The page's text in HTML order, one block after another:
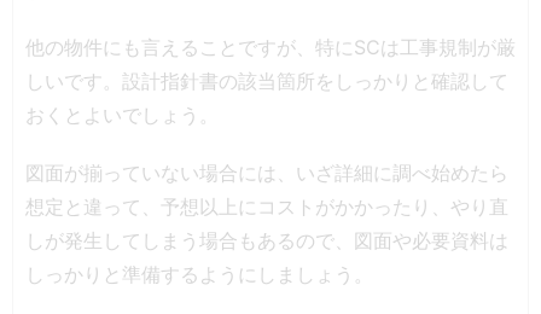
他の物件にも言えることですが、特にSCは工事規制が厳
しいです。設計指針書の該当箇所をしっかりと確認して
おくとよいでしょう。
図面が揃っていない場合には、いざ詳細に調べ始めたら
想定と違って、予想以上にコストがかかったり、やり直
しが発生してしまう場合もあるので、図面や必要資料は
しっかりと準備するようにしましょう。